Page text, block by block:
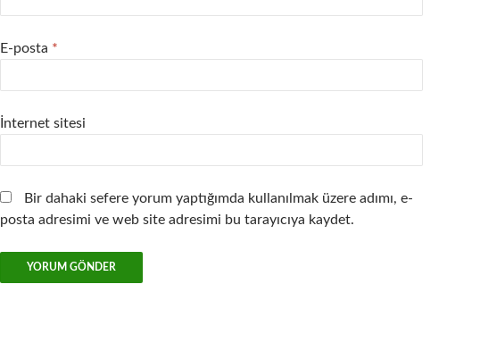
E-posta *
İnternet sitesi
Bir dahaki sefere yorum yaptığımda kullanılmak üzere adımı, e-
posta adresimi ve web site adresimi bu tarayıcıya kaydet.